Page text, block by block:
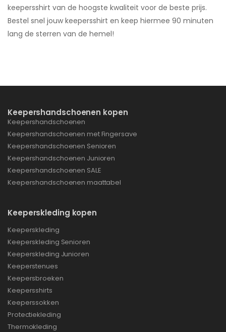
keepersshirt van de hoogste kwaliteit voor de beste prijs.
Bestel snel jouw keepersshirt en keep hiermee 90 minuten
lang de sterren van de hemel!
Keepershandschoenen kopen
Keepershandschoenen
Keepershandschoenen met Fingersave
Keepershandschoenen Senioren
Keepershandschoenen Junioren
Keepershandschoenen SALE
Keepershandschoenen maattabel
Keeperskleding kopen
Keeperskleding
Keeperskleding Senioren
Keeperskleding Junioren
Keeperstenues
Keepersbroeken
Keepersshirts
Keeperssokken
Protectiekleding
Thermokleding